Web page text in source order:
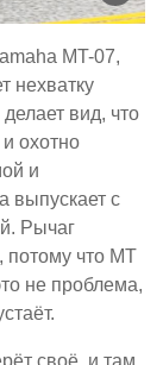
MT-07,
нехватку
вид, что
охотно
и
выпускает с
Рычаг
что MT
не проблема,
своё, и там,